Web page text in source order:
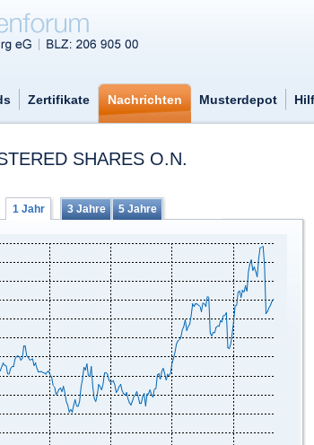
Zertifikate Nachrichten Musterdepot
SHARES O.N.
1 Jahr 3 Jahre 5 Jahre